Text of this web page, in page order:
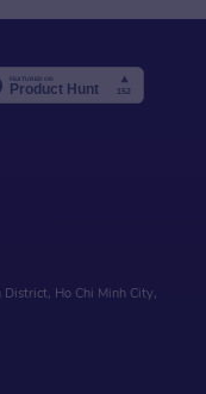
Ho Chi Minh City,